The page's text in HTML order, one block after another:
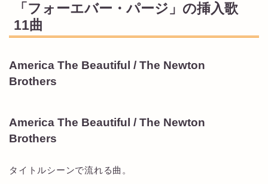
「フォーエバー・パージ」の挿入歌
11曲
America The Beautiful / The Newton
Brothers
America The Beautiful / The Newton
Brothers
タイトルシーンで流れる曲。